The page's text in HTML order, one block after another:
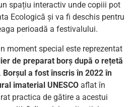
spațiu interactiv unde copiii pot
Ecologică și va fi deschis pentru
perioadă a festivalului.
moment special este reprezentat
de preparat borș după o rețetă
. Borșul a fost înscris în 2022 în
imaterial UNESCO aflat în
practica de gătire a acestui